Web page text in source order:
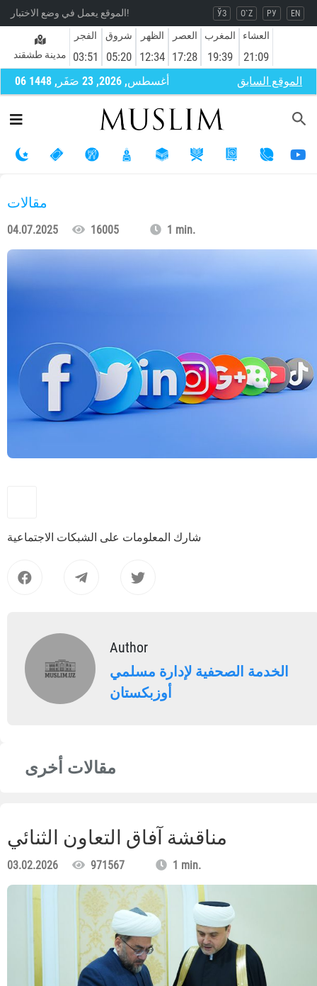
الموقع يعمل في وضع الاختبار! ЎЗ O`Z РУ EN
مدينة طشقند
الفجر
03:51
شروق
05:20
الظهر
12:34
العصر
17:28
المغرب
19:39
العشاء
21:09
06 أغسطس, 2026, 23 صَفَر, 1448 الموقع السابق
مقالات
04.07.2025 16005 1 min.
شارك المعلومات على الشبكات الاجتماعية
Author
الخدمة الصحفية لإدارة مسلمي
أوزبكستان
مقالات أخرى
مناقشة آفاق التعاون الثنائي
03.02.2026 971567 1 min.